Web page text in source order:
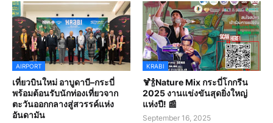
AIRPORT
เที่ยวบินใหม่ อาบูดาบี–กระบี่
พร้อมต้อนรับนักท่องเที่ยวจาก
ตะวันออกกลางสู่สวรรค์แห่ง
อันดามัน
KRABI
🍹🍾Nature Mix กระบี่โกกรีน
2025 งานแข่งขันสุดยิ่งใหญ่
แห่งปี! 📰
September 16, 2025